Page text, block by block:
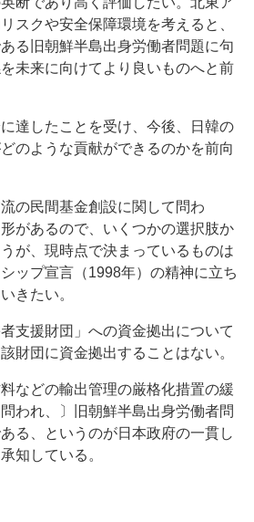
スクや安全保障環境を考えると、
る旧朝鮮半島出身労働者問題に句
未来に向けてより良いものへと前
達したことを受け、今後、日韓の
のような貢献ができるのかを前向
の民間基金創設に関して問わ
があるので、いくつかの選択肢か
が、現時点で決まっているものは
ップ宣言（1998年）の精神に立ち
きたい。
支援財団」への資金拠出について
財団に資金拠出することはない。
などの輸出管理の厳格化措置の緩
われ、〕旧朝鮮半島出身労働者問
る、というのが日本政府の一貫し
知している。